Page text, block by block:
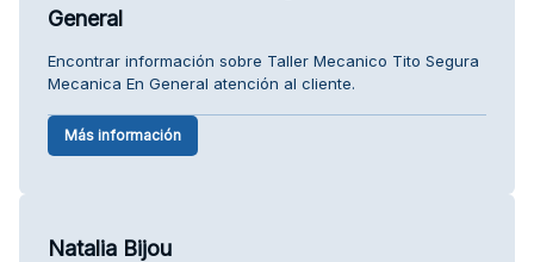
General
Encontrar información sobre Taller Mecanico Tito Segura
Mecanica En General atención al cliente.
Más información
Natalia Bijou